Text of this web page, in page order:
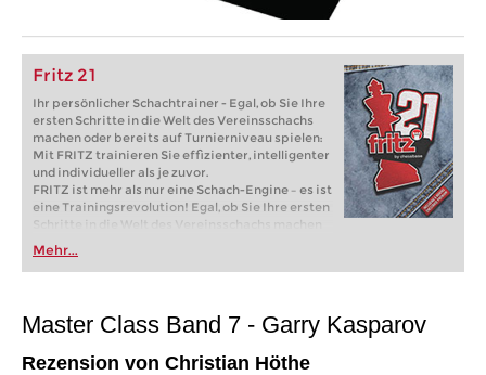
Fritz 21
Ihr persönlicher Schachtrainer - Egal, ob Sie Ihre
ersten Schritte in die Welt des Vereinsschachs
machen oder bereits auf Turnierniveau spielen:
Mit FRITZ trainieren Sie effizienter, intelligenter
und individueller als je zuvor.
FRITZ ist mehr als nur eine Schach-Engine – es ist
eine Trainingsrevolution! Egal, ob Sie Ihre ersten
Schritte in die Welt des Vereinsschachs machen
oder bereits auf Turnierniveau spielen: Mit
FRITZ trainieren Sie effizienter, intelligenter und
individueller als je zuvor.
Mehr...
Master Class Band 7 - Garry Kasparov
Rezension von Christian Höthe